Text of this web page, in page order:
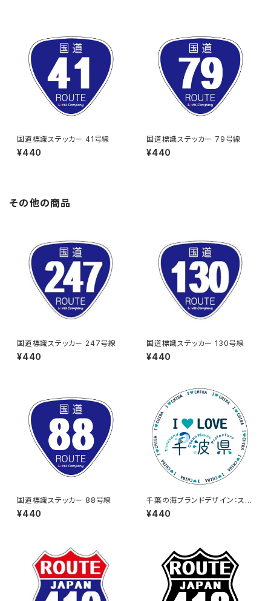
国道標識ステッカー 41号線
¥440
国道標識ステッカー 79号線
¥440
その他の商品
国道標識ステッカー 247号線
¥440
国道標識ステッカー 130号線
¥440
国道標識ステッカー 88号線
¥440
千葉の海ブランドデザイン：ステ
ッカー3
¥440